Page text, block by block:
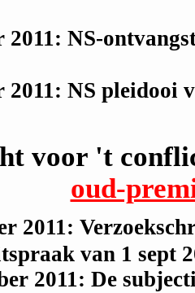
2011: NS-
2011: NS pleidooi
voor 't
oud-
2011:
van 1 sept
2011: De